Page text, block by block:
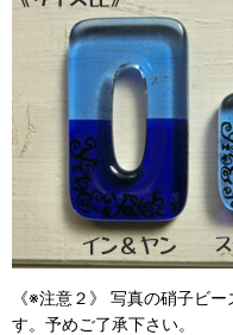
《※注意２》 写真の硝子ビ
す。予めご了承下さい。